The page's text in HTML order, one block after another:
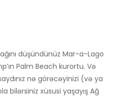
düşündünüz Mar-a-Lago
Palm Beach kurortu. Və
nə görəcəyinizi (və ya
bilərsiniz xüsusi yaşayış Ağ